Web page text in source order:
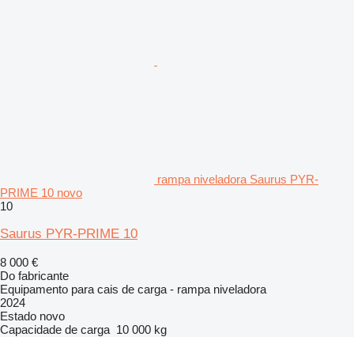
rampa niveladora Saurus PYR-
PRIME 10 novo
10
Saurus PYR-PRIME 10
8 000 €
Do fabricante
Equipamento para cais de carga - rampa niveladora
2024
Estado novo
Capacidade de carga 10 000 kg